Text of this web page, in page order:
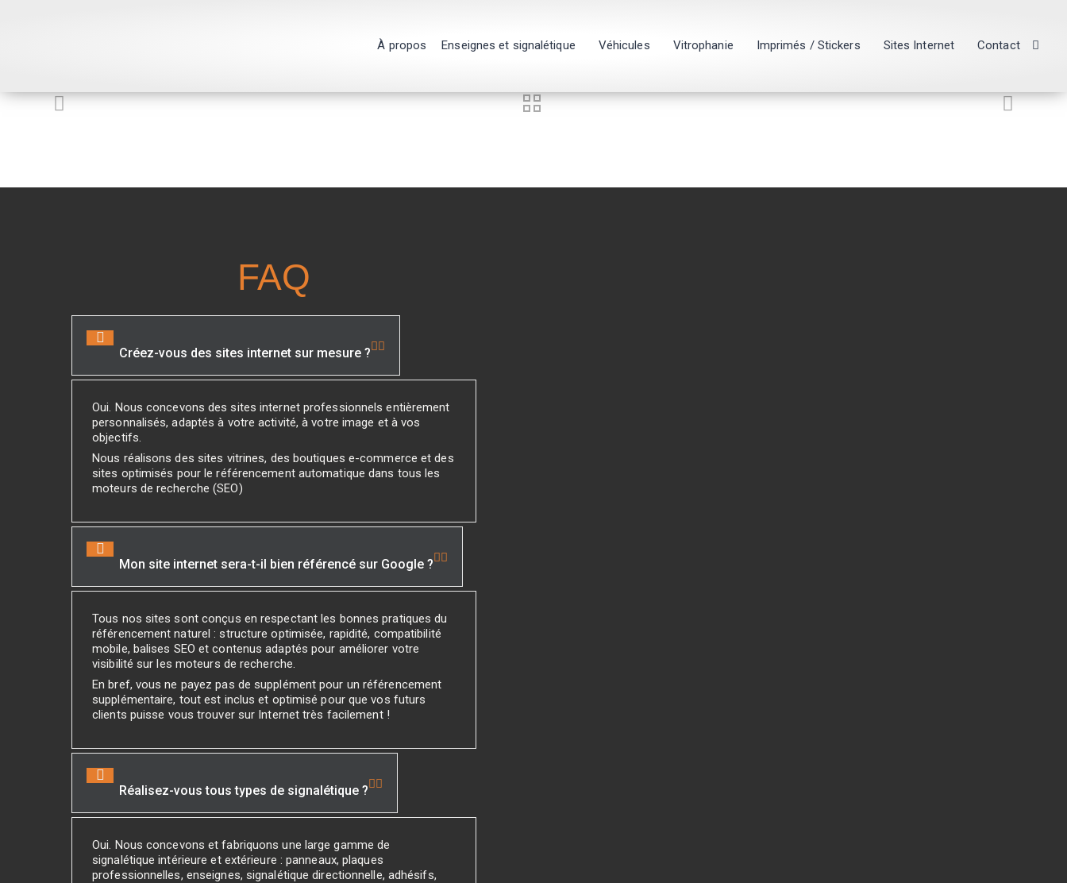
À propos Enseignes et signalétique Véhicules Vitrophanie Imprimés / Stickers Sites Internet Contact
FAQ
Créez-vous des sites internet sur mesure ?
Oui. Nous concevons des sites internet professionnels entièrement
personnalisés, adaptés à votre activité, à votre image et à vos
objectifs.
Nous réalisons des sites vitrines, des boutiques e-commerce et des
sites optimisés pour le référencement automatique dans tous les
moteurs de recherche (SEO)
Mon site internet sera-t-il bien référencé sur Google ?
Tous nos sites sont conçus en respectant les bonnes pratiques du
référencement naturel : structure optimisée, rapidité, compatibilité
mobile, balises SEO et contenus adaptés pour améliorer votre
visibilité sur les moteurs de recherche.
En bref, vous ne payez pas de supplément pour un référencement
supplémentaire, tout est inclus et optimisé pour que vos futurs
clients puisse vous trouver sur Internet très facilement !
Réalisez-vous tous types de signalétique ?
Oui. Nous concevons et fabriquons une large gamme de
signalétique intérieure et extérieure : panneaux, plaques
professionnelles, enseignes, signalétique directionnelle, adhésifs,